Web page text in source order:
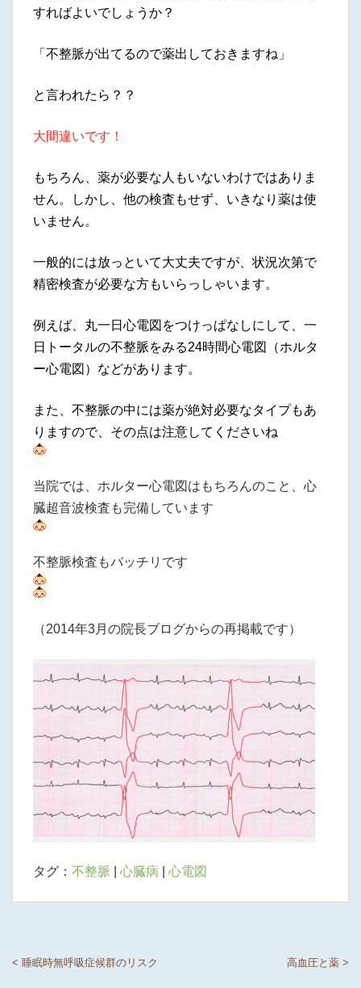
すればよいでしょうか？
「不整脈が出てるので薬出しておきますね」
と言われたら？？
大間違いです！
もちろん、薬が必要な人もいないわけではありま
せん。しかし、他の検査もせず、いきなり薬は使
いません。
一般的には放っといて大丈夫ですが、状況次第で
精密検査が必要な方もいらっしゃいます。
例えば、丸一日心電図をつけっぱなしにして、一
日トータルの不整脈をみる24時間心電図（ホルタ
ー心電図）などがあります。
また、不整脈の中には薬が絶対必要なタイプもあ
りますので、その点は注意してくださいね
当院では、ホルター心電図はもちろんのこと、心
臓超音波検査も完備しています
不整脈検査もバッチリです
（2014年3月の院長ブログからの再掲載です）
タグ： 不整脈 心臓病 心電図
< 睡眠時無呼吸症候群のリスク 高血圧と薬 >